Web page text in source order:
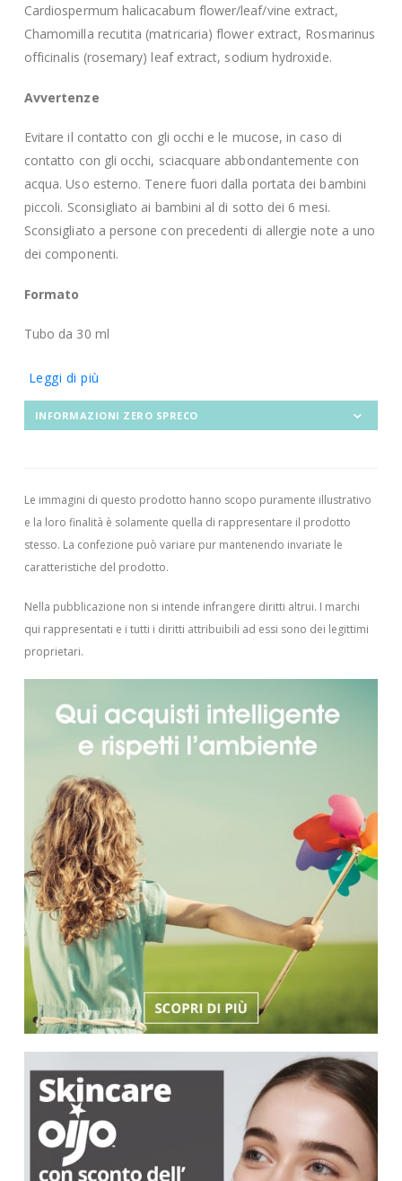
Cardiospermum halicacabum flower/leaf/vine extract,
Chamomilla recutita (matricaria) flower extract, Rosmarinus
officinalis (rosemary) leaf extract, sodium hydroxide.
Avvertenze
Evitare il contatto con gli occhi e le mucose, in caso di
contatto con gli occhi, sciacquare abbondantemente con
acqua. Uso esterno. Tenere fuori dalla portata dei bambini
piccoli. Sconsigliato ai bambini al di sotto dei 6 mesi.
Sconsigliato a persone con precedenti di allergie note a uno
dei componenti.
Formato
Tubo da 30 ml
Leggi di più
INFORMAZIONI ZERO SPRECO
Le immagini di questo prodotto hanno scopo puramente illustrativo
e la loro finalità è solamente quella di rappresentare il prodotto
stesso. La confezione può variare pur mantenendo invariate le
caratteristiche del prodotto.
Nella pubblicazione non si intende infrangere diritti altrui. I marchi
qui rappresentati e i tutti i diritti attribuibili ad essi sono dei legittimi
proprietari.